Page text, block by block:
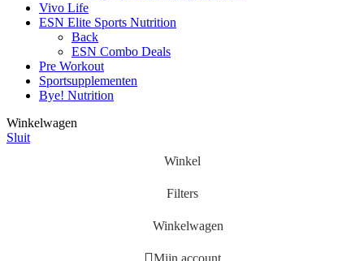
Vivo Life
ESN Elite Sports Nutrition
Back
ESN Combo Deals
Pre Workout
Sportsupplementen
Bye! Nutrition
Winkelwagen
Sluit
Winkel
Filters
Winkelwagen
Mijn account